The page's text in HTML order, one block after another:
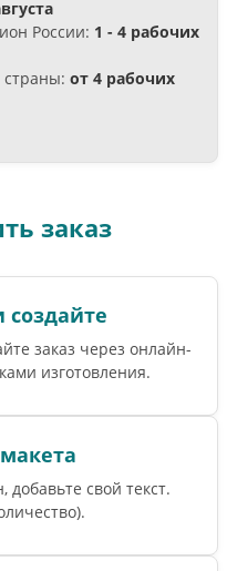
России: 1 - 4 рабочих
страны: от 4 рабочих
заказ
создайте
заказ через онлайн-
изготовления.
свой текст.